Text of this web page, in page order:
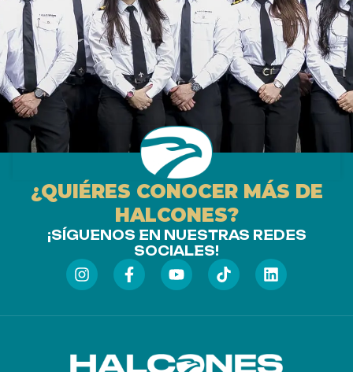
¿QUIÉRES CONOCER MÁS DE
HALCONES?
¡SÍGUENOS EN NUESTRAS REDES
SOCIALES!